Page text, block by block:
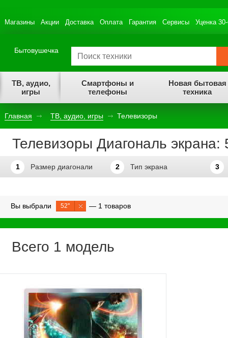
Магазины Акции Доставка Оплата Гарантия Сервисы Уценка
Бытовушечка
ТВ, аудио,
игры
Смартфоны и
телефоны
Новая бытовая
техника
Главная ТВ, аудио, игры Телевизоры
Телевизоры Диагональ экрана:
1 Размер диагонали 2 Тип экрана 3
Вы выбрали 52'' — 1 товаров
Всего 1 модель